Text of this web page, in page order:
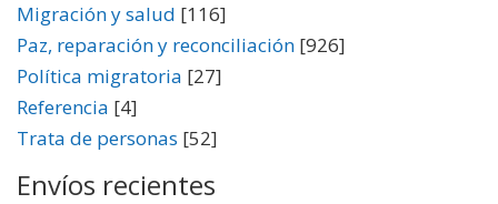
Migración y salud [116]
Paz, reparación y reconciliación [926]
Política migratoria [27]
Referencia [4]
Trata de personas [52]
Envíos recientes